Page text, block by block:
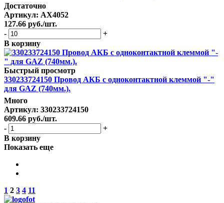
Достаточно
Артикул: AX4052
127.66 руб./шт.
-
+
В корзину
Быстрый просмотр
330233724150 Провод АКБ с одноконтактной клеммой "-"
для GAZ (740мм.).
Много
Артикул: 330233724150
609.66 руб./шт.
-
+
В корзину
Показать еще
1 2 3 4 11